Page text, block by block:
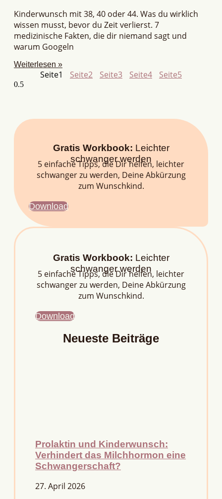
Kinderwunsch mit 38, 40 oder 44. Was du wirklich
wissen musst, bevor du Zeit verlierst. 7
medizinische Fakten, die dir niemand sagt und
warum Googeln
Weiterlesen »
Seite1 Seite2 Seite3 Seite4 Seite5
Gratis Workbook: Leichter
schwanger werden
5 einfache Tipps, die Dir helfen, leichter
schwanger zu werden, Deine Abkürzung
zum Wunschkind.
Download
Gratis Workbook: Leichter
schwanger werden
5 einfache Tipps, die Dir helfen, leichter
schwanger zu werden, Deine Abkürzung
zum Wunschkind.
Download
Neueste Beiträge
Prolaktin und Kinderwunsch:
Verhindert das Milchhormon eine
Schwangerschaft?
27. April 2026